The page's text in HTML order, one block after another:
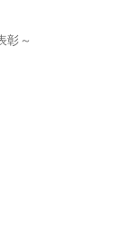
彰～